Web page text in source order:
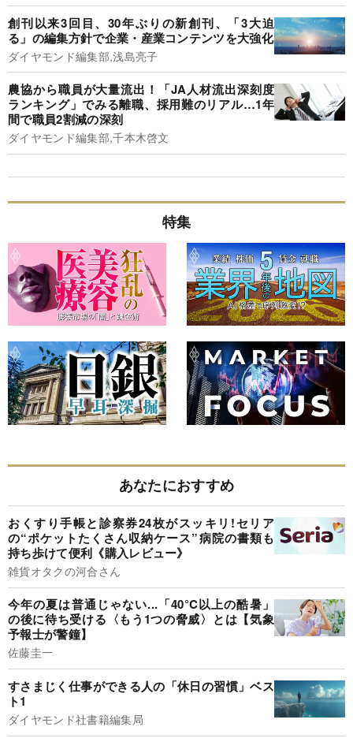
創刊以来3回目、30年ぶりの新創刊、「3大迫
る」の編集方針で企業・産業コンテンツを大強化
ダイヤモンド編集部,浅島亮子
農協から職員が大量流出！「JA人材流出深刻度
ランキング」でみる離職、採用難のリアル…1年
間で職員2割減の深刻
ダイヤモンド編集部,千本木啓文
特集
あなたにおすすめ
おくすり手帳と診察券24枚がスッキリ!セリア
の“ポケットたくさん収納ケース”病院の書類も
持ち歩けて便利《購入レビュー》
雑貨オタクの河合さん
今年の夏は普通じゃない...「40°C以上の酷暑」
の後に待ち受ける〈もう1つの脅威〉とは【気象
予報士が警鐘】
佐藤圭一
すさまじく仕事ができる人の「休日の習慣」ベス
ト1
ダイヤモンド社書籍編集局